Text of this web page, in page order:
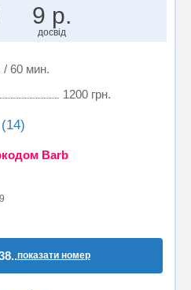
9 р.
досвід
/ 60 мин.
1200 грн.
Barb
показати номер